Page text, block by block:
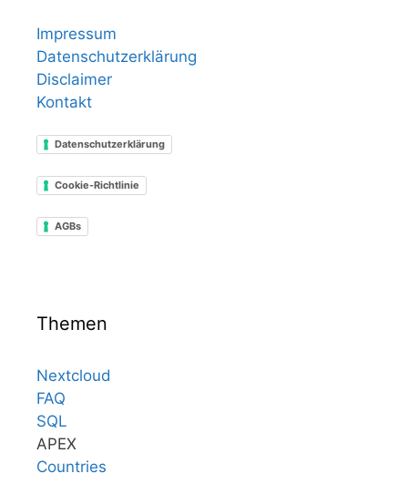
Impressum
Datenschutzerklärung
Disclaimer
Kontakt
Datenschutzerklärung
Cookie-Richtlinie
AGBs
Themen
Nextcloud
FAQ
SQL
APEX
Countries